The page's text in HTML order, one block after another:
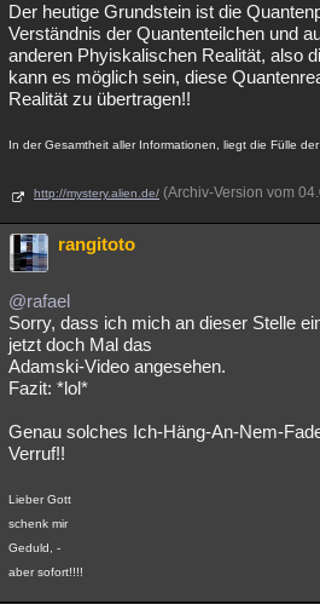
Der heutige Grundstein ist die
Verständnis der Quantenteilchen und
anderen Phyiskalischen Realität, also
kann es möglich sein, diese
Realität zu übertragen!!
In der Gesamtheit aller Informationen, liegt die Fülle
http://mystery.alien.de/ (Archiv-Version vom
rangitoto
@rafael
Sorry, dass ich mich an dieser Stelle
jetzt doch Mal das
Adamski-Video angesehen.
Fazit: *lol*
Genau solches Ich-Häng-An-Nem-
Verruf!!
Lieber Gott
schenk mir
Geduld, -
aber sofort!!!!